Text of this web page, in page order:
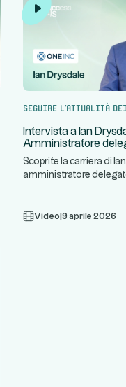
Seguire l'attualità
Intervista a Ian
Amministratore
Scoprite la carriera di
amministratore
Video 9 aprile 2026